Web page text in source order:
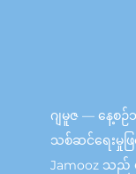
ဂျမူဇ — နေ့စ
သစ်ဆင်ရေးမှုဖ
Jamooz သည်